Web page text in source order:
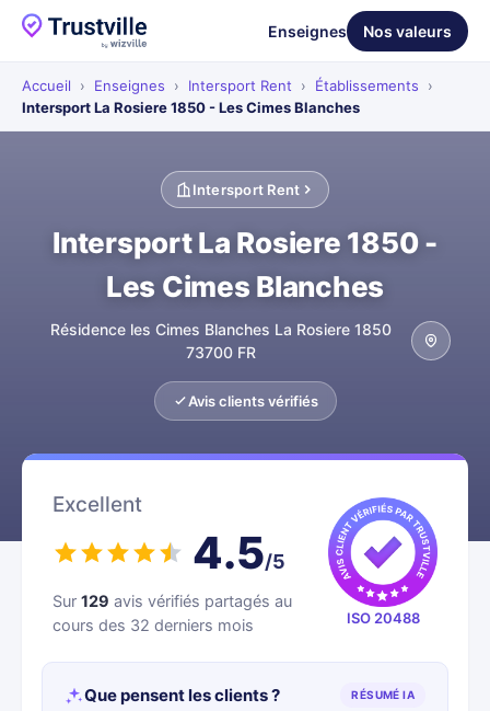
Enseignes Nos valeurs
Accueil › Enseignes › Intersport Rent › Établissements
›
Intersport La Rosiere 1850 - Les Cimes Blanches
Intersport Rent
Intersport La Rosiere 1850 -
Les Cimes Blanches
Résidence les Cimes Blanches La Rosiere 1850
73700 FR
Avis clients vérifiés
Excellent
4.5/5
Sur 129 avis vérifiés partagés au
cours des 32 derniers mois
ISO 20488
Que pensent les clients ? RÉSUMÉ IA